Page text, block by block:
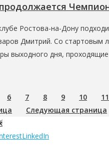
Ростова-на-Дону
Дмитрий. Со стартовым
выходного дня,
6 7 8 9 10
11
Следующая страница
LinkedIn